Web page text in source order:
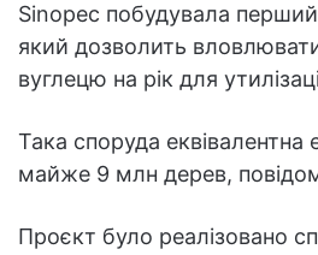
Sinopec побудувала
який дозволить
вуглецю на рік для
Така споруда еквівалентна
майже 9 млн дерев,
Проєкт було реалізовано